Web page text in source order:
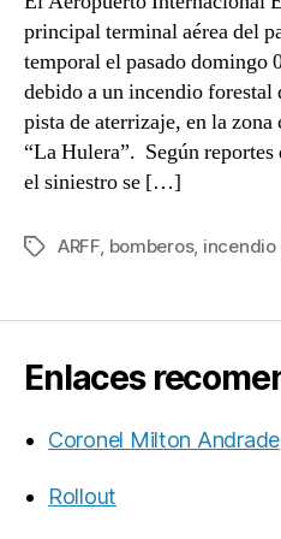
principal terminal aérea del
temporal el pasado domingo
debido a un incendio forestal
pista de aterrizaje, en la
“La Hulera”. Según
el siniestro se […]
Etiquetas
ARFF, bomberos,
Enlaces
Coronel Milton Andrade
Rollout